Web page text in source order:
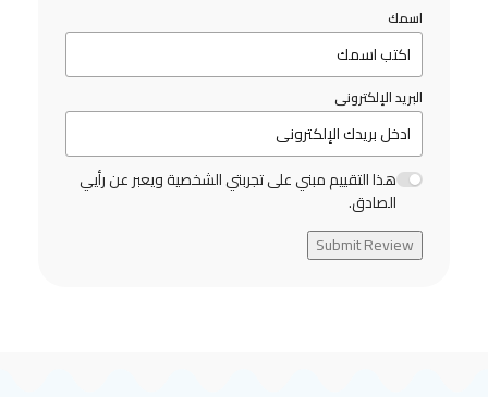
اسمك
البريد الإلكترونى
هذا التقييم مبني على تجربتي الشخصية ويعبر عن رأيي
الصادق.
Submit Review